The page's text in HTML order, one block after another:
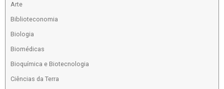
Arte
Biblioteconomia
Biologia
Biomédicas
Bioquímica e Biotecnologia
Ciências da Terra